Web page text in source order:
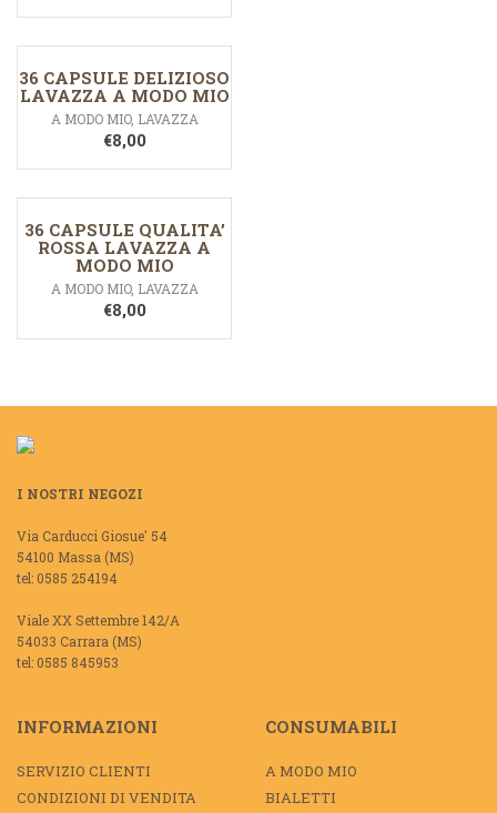
36 CAPSULE DELIZIOSO
LAVAZZA A MODO MIO
A MODO MIO, LAVAZZA
€8,00
36 CAPSULE QUALITA’
ROSSA LAVAZZA A
MODO MIO
A MODO MIO, LAVAZZA
€8,00
I NOSTRI NEGOZI
Via Carducci Giosue' 54
54100 Massa (MS)
tel: 0585 254194
Viale XX Settembre 142/A
54033 Carrara (MS)
tel: 0585 845953
INFORMAZIONI
SERVIZIO CLIENTI
CONDIZIONI DI VENDITA
CONSUMABILI
A MODO MIO
BIALETTI